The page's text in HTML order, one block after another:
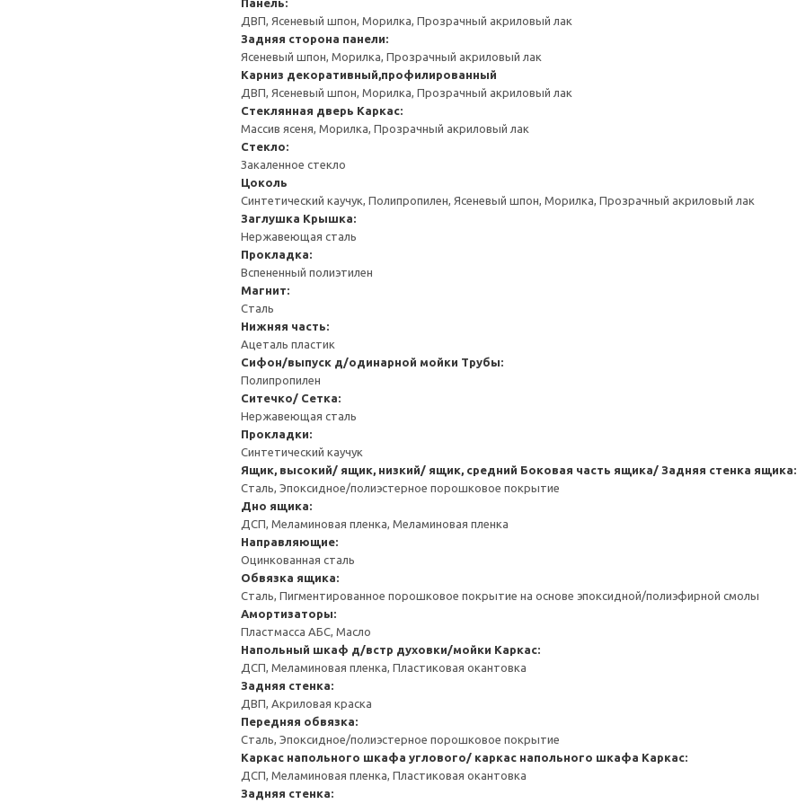
Панель:
ДВП, Ясеневый шпон, Морилка, Прозрачный акриловый лак
Задняя сторона панели:
Ясеневый шпон, Морилка, Прозрачный акриловый лак
Карниз декоративный,профилированный
ДВП, Ясеневый шпон, Морилка, Прозрачный акриловый лак
Стеклянная дверь Каркас:
Массив ясеня, Морилка, Прозрачный акриловый лак
Стекло:
Закаленное стекло
Цоколь
Синтетический каучук, Полипропилен, Ясеневый шпон, Морилка, Прозрачный акриловый лак
Заглушка Крышка:
Нержавеющая сталь
Прокладка:
Вспененный полиэтилен
Магнит:
Сталь
Нижняя часть:
Ацеталь пластик
Сифон/выпуск д/одинарной мойки Трубы:
Полипропилен
Ситечко/ Сетка:
Нержавеющая сталь
Прокладки:
Синтетический каучук
Ящик, высокий/ ящик, низкий/ ящик, средний Боковая часть ящика/ Задняя стенка ящика:
Сталь, Эпоксидное/полиэстерное порошковое покрытие
Дно ящика:
ДСП, Меламиновая пленка, Меламиновая пленка
Направляющие:
Оцинкованная сталь
Обвязка ящика:
Сталь, Пигментированное порошковое покрытие на основе эпоксидной/полиэфирной смолы
Амортизаторы:
Пластмасса АБС, Масло
Напольный шкаф д/встр духовки/мойки Каркас:
ДСП, Меламиновая пленка, Пластиковая окантовка
Задняя стенка:
ДВП, Акриловая краска
Передняя обвязка:
Сталь, Эпоксидное/полиэстерное порошковое покрытие
Каркас напольного шкафа углового/ каркас напольного шкафа Каркас:
ДСП, Меламиновая пленка, Пластиковая окантовка
Задняя стенка: